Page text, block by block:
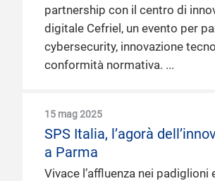
partnership con il centro di
digitale Cefriel, un evento per
cybersecurity, innovazione
conformità normativa.
15 mag 2025
SPS Italia, l’agorà
a Parma
Vivace l’affluenza nei padiglioni